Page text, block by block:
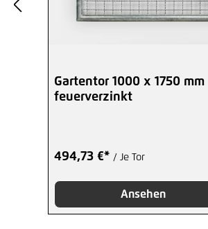
Gartentor 1000 x 1750 mm
feuerverzinkt
494,73 €* / Je Tor
Ansehen